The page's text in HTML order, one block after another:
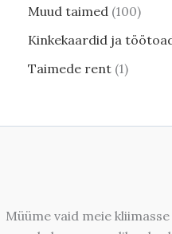
Muud taimed 100
Kinkekaardid ja
Taimede rent 1
Müüme vaid meie